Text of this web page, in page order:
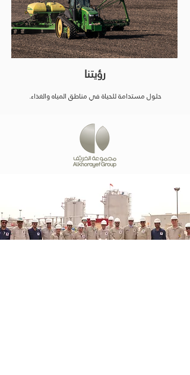
رؤيتنا
حلول مستدامة للحياة في مناطق المياه والغذاء.